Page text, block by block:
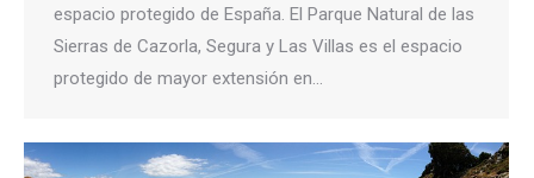
espacio protegido de España. El Parque Natural de las
Sierras de Cazorla, Segura y Las Villas es el espacio
protegido de mayor extensión en…